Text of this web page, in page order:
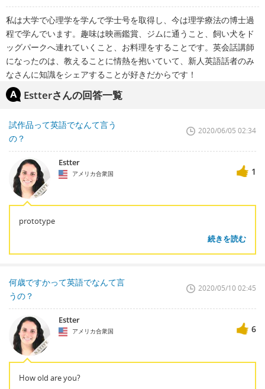
私は大学で心理学を学んで学士号を取得し、今は理学療法の博士過
程で学んでいます。趣味は映画鑑賞、ジムに通うこと、飼い犬をド
ッグパークへ連れていくこと、お料理をすることです。英会話講師
になったのは、教えることに情熱を抱いていて、新人英語話者のみ
なさんに知識をシェアすることが好きだからです！
Estterさんの回答一覧
試作品って英語でなんて言う
の？
2020/06/05 02:34
Estter
アメリカ合衆国 1
prototype
続きを読む
何歳ですかって英語でなんて言
うの？
2020/05/10 02:45
Estter
アメリカ合衆国 6
How old are you?